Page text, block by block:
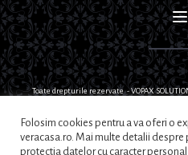
Toate drepturile rezervate - VOPAX
Folosim cookies pentru a va oferi o
veracasa.ro. Mai multe detalii
protectia datelor cu caracter